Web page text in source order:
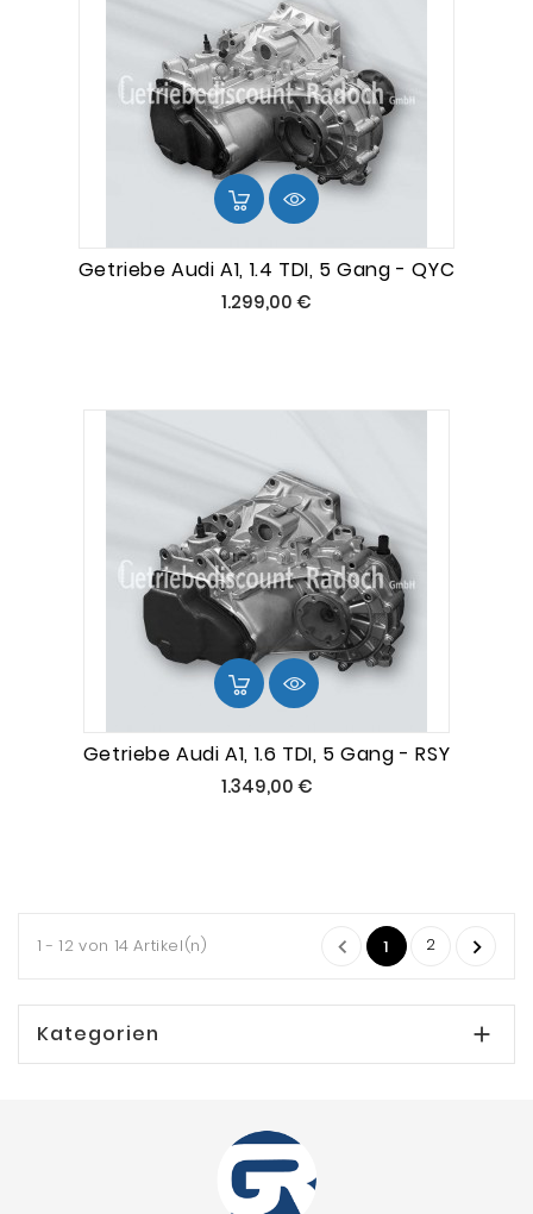
Getriebe Audi A1, 1.4 TDI, 5 Gang - QYC
1.299,00 €
Getriebe Audi A1, 1.6 TDI, 5 Gang - RSY
1.349,00 €Preis
1 - 12 von 14 Artikel(n)  1 2 
Kategorien 